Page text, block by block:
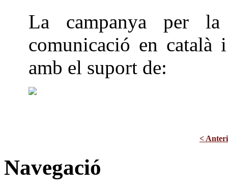
La campanya per
comunicació en
amb el suport de:
<
Navegació